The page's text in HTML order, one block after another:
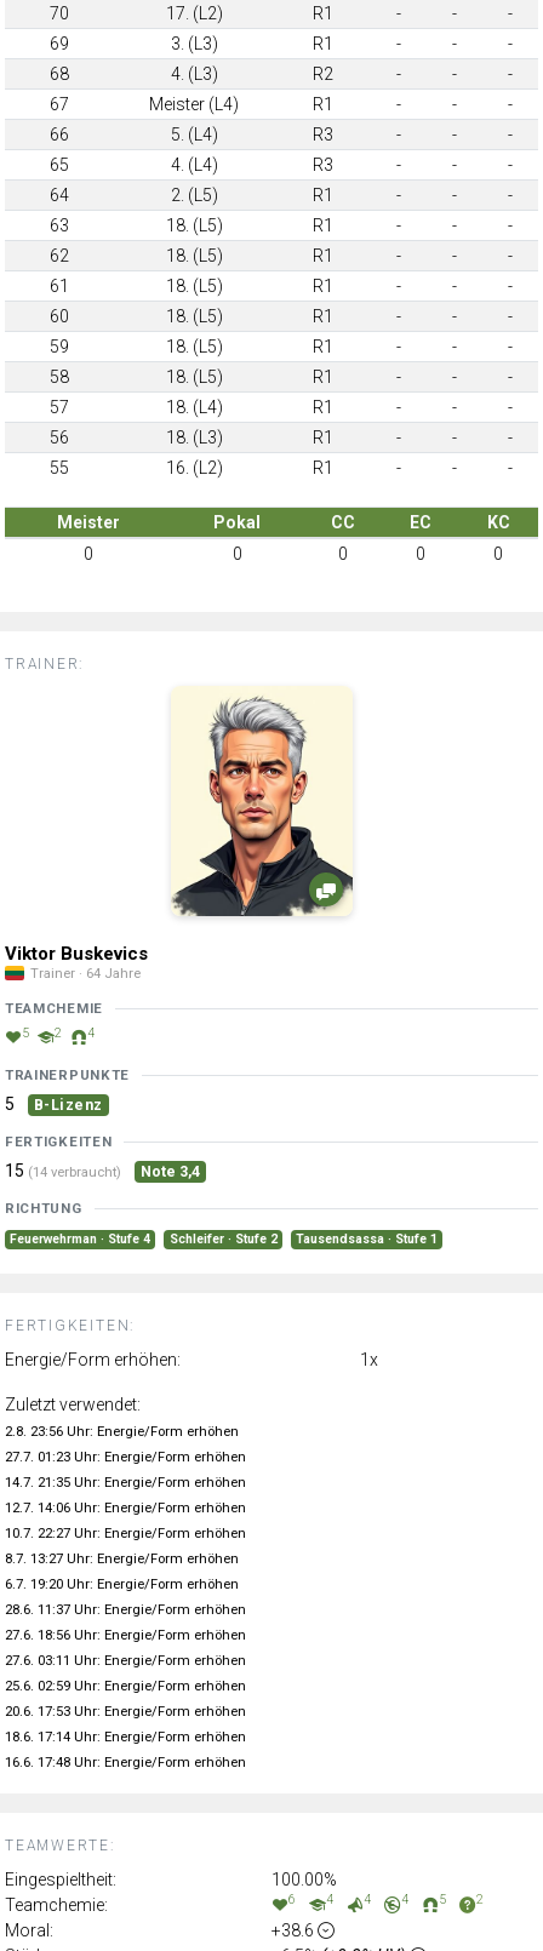
70
17. (L2) R1 - -
-
69
3. (L3) R1 - -
-
68
4. (L3) R2 - -
-
67
Meister (L4) R1 - -
-
66
5. (L4) R3 - -
-
65
4. (L4) R3 - -
-
64
2. (L5) R1 - -
-
63
18. (L5) R1 - -
-
62
18. (L5) R1 - -
-
61
18. (L5) R1 - -
-
60
18. (L5) R1 - -
-
59
18. (L5) R1 - -
-
58
18. (L5) R1 - -
-
57
18. (L4) R1 - -
-
56
18. (L3) R1 - -
-
55
16. (L2) R1 - - -
Meister Pokal CC EC
KC
0
0 0 0 0
TEAMWERTE:
Eingespieltheit:
100.00%
Teamchemie:
6 4 4 4 5 2
Moral:
+38.6
TRAINER:
Viktor Buskevics
Trainer · 64 Jahre
TEAMCHEMIE
5 2 4
TRAINERPUNKTE
5 B-Lizenz
FERTIGKEITEN
15 (14 verbraucht) Note 3,4
RICHTUNG
Feuerwehrman · Stufe 4 Schleifer · Stufe 2 Tausendsassa · Stufe 1
FERTIGKEITEN:
Energie/Form erhöhen: 1x
Zuletzt verwendet:
2.8. 23:56 Uhr: Energie/Form erhöhen
27.7. 01:23 Uhr: Energie/Form erhöhen
14.7. 21:35 Uhr: Energie/Form erhöhen
12.7. 14:06 Uhr: Energie/Form erhöhen
10.7. 22:27 Uhr: Energie/Form erhöhen
8.7. 13:27 Uhr: Energie/Form erhöhen
6.7. 19:20 Uhr: Energie/Form erhöhen
28.6. 11:37 Uhr: Energie/Form erhöhen
27.6. 18:56 Uhr: Energie/Form erhöhen
27.6. 03:11 Uhr: Energie/Form erhöhen
25.6. 02:59 Uhr: Energie/Form erhöhen
20.6. 17:53 Uhr: Energie/Form erhöhen
18.6. 17:14 Uhr: Energie/Form erhöhen
16.6. 17:48 Uhr: Energie/Form erhöhen